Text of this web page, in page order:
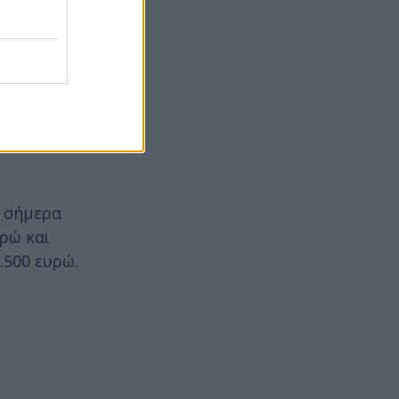
σήμερα
και
ευρώ.